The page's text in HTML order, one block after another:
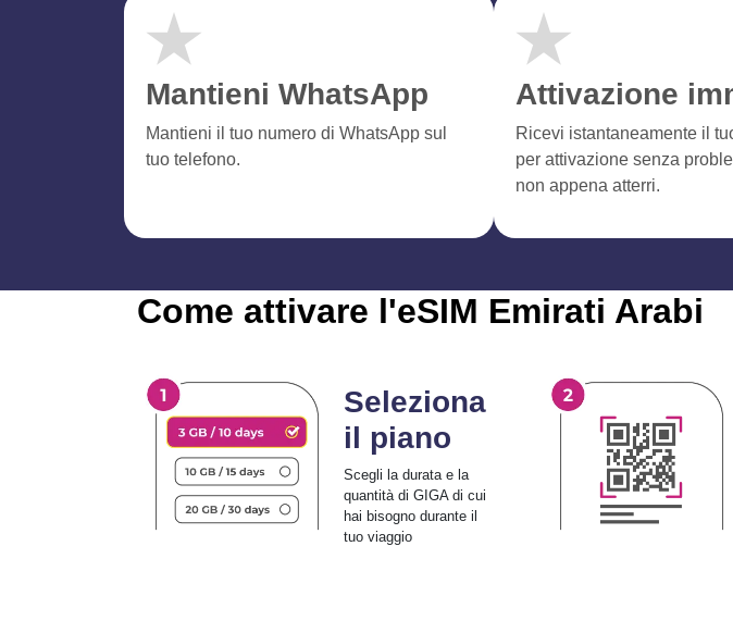
Mantieni WhatsApp
Mantieni il tuo numero di WhatsApp sul
tuo telefono.
Attivazione
Ricevi istantaneamente il
per attivazione senza
non appena atterri.
Come attivare l'eSIM Emirati Arabi
Seleziona
il piano
Scegli la durata e la
quantità di GIGA di cui
hai bisogno durante il
tuo viaggio